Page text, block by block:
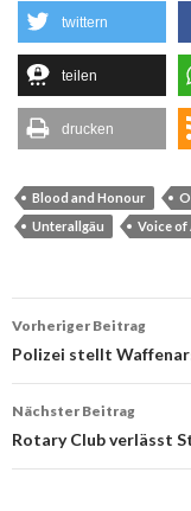
twittern
teilen
drucken
Blood and Honour
Unterallgäu
Voice of
Beitrags-
Navigation
Vorheriger Beitrag
Polizei stellt
Nächster Beitrag
Rotary Club verlässt